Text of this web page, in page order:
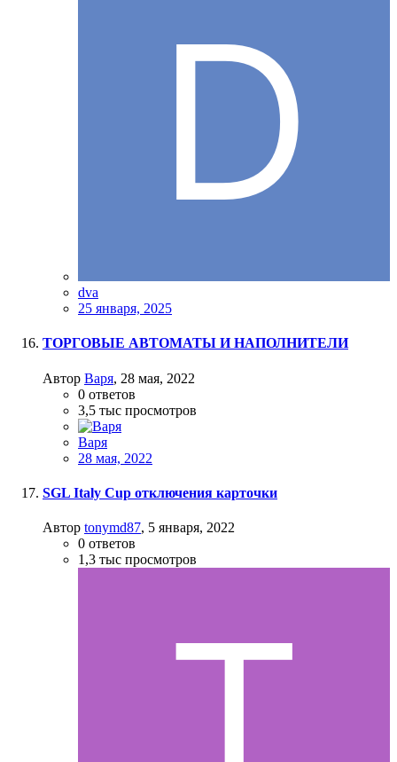
dva
25 января, 2025
ТОРГОВЫЕ АВТОМАТЫ И НАПОЛНИТЕЛИ
Автор Варя, 28 мая, 2022
0 ответов
3,5 тыс просмотров
Варя
28 мая, 2022
SGL Italy Cup отключения карточки
Автор tonymd87, 5 января, 2022
0 ответов
1,3 тыс просмотров